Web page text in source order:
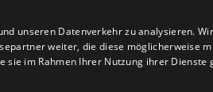
unseren Datenverkehr zu analysieren.
weiter, die diese möglicherweise
im Rahmen Ihrer Nutzung ihrer Dienste